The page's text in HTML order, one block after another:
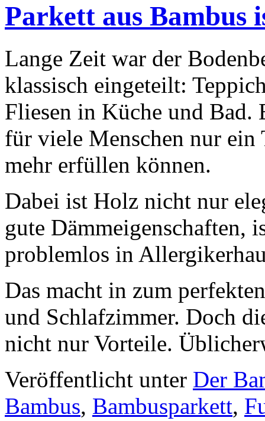
Parkett aus Bambus
Lange Zeit war der
klassisch eingeteilt:
Fliesen in Küche und
für viele Menschen nur ein
mehr erfüllen können.
Dabei ist Holz nicht nur
gute Dämmeigenschaften,
problemlos in
Das macht in zum
und Schlafzimmer. Doch
nicht nur Vorteile.
Veröffentlicht unter Der
Bambus, Bambusparkett,